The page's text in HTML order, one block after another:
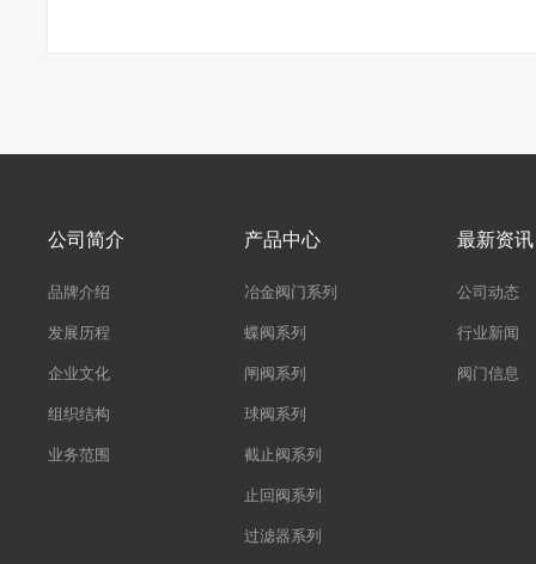
公司简介
品牌介绍
发展历程
企业文化
组织结构
业务范围
产品中心
冶金阀门系列
蝶阀系列
闸阀系列
球阀系列
截止阀系列
止回阀系列
过滤器系列
最新资讯
公司动态
行业新闻
阀门信息